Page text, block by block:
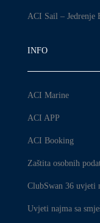
ACI Sail – Jedrenje
INFO
ACI Marine
ACI APP
ACI Booking
Zaštita osobnih
ClubSwan 36 uvjeti
Uvjeti najma sa